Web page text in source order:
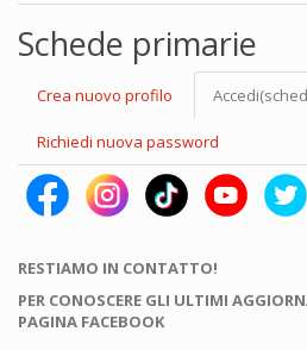
Schede primarie
Crea nuovo profilo Accedi
Richiedi nuova password
RESTIAMO IN CONTATTO!
PER CONOSCERE GLI ULTIMI
PAGINA FACEBOOK